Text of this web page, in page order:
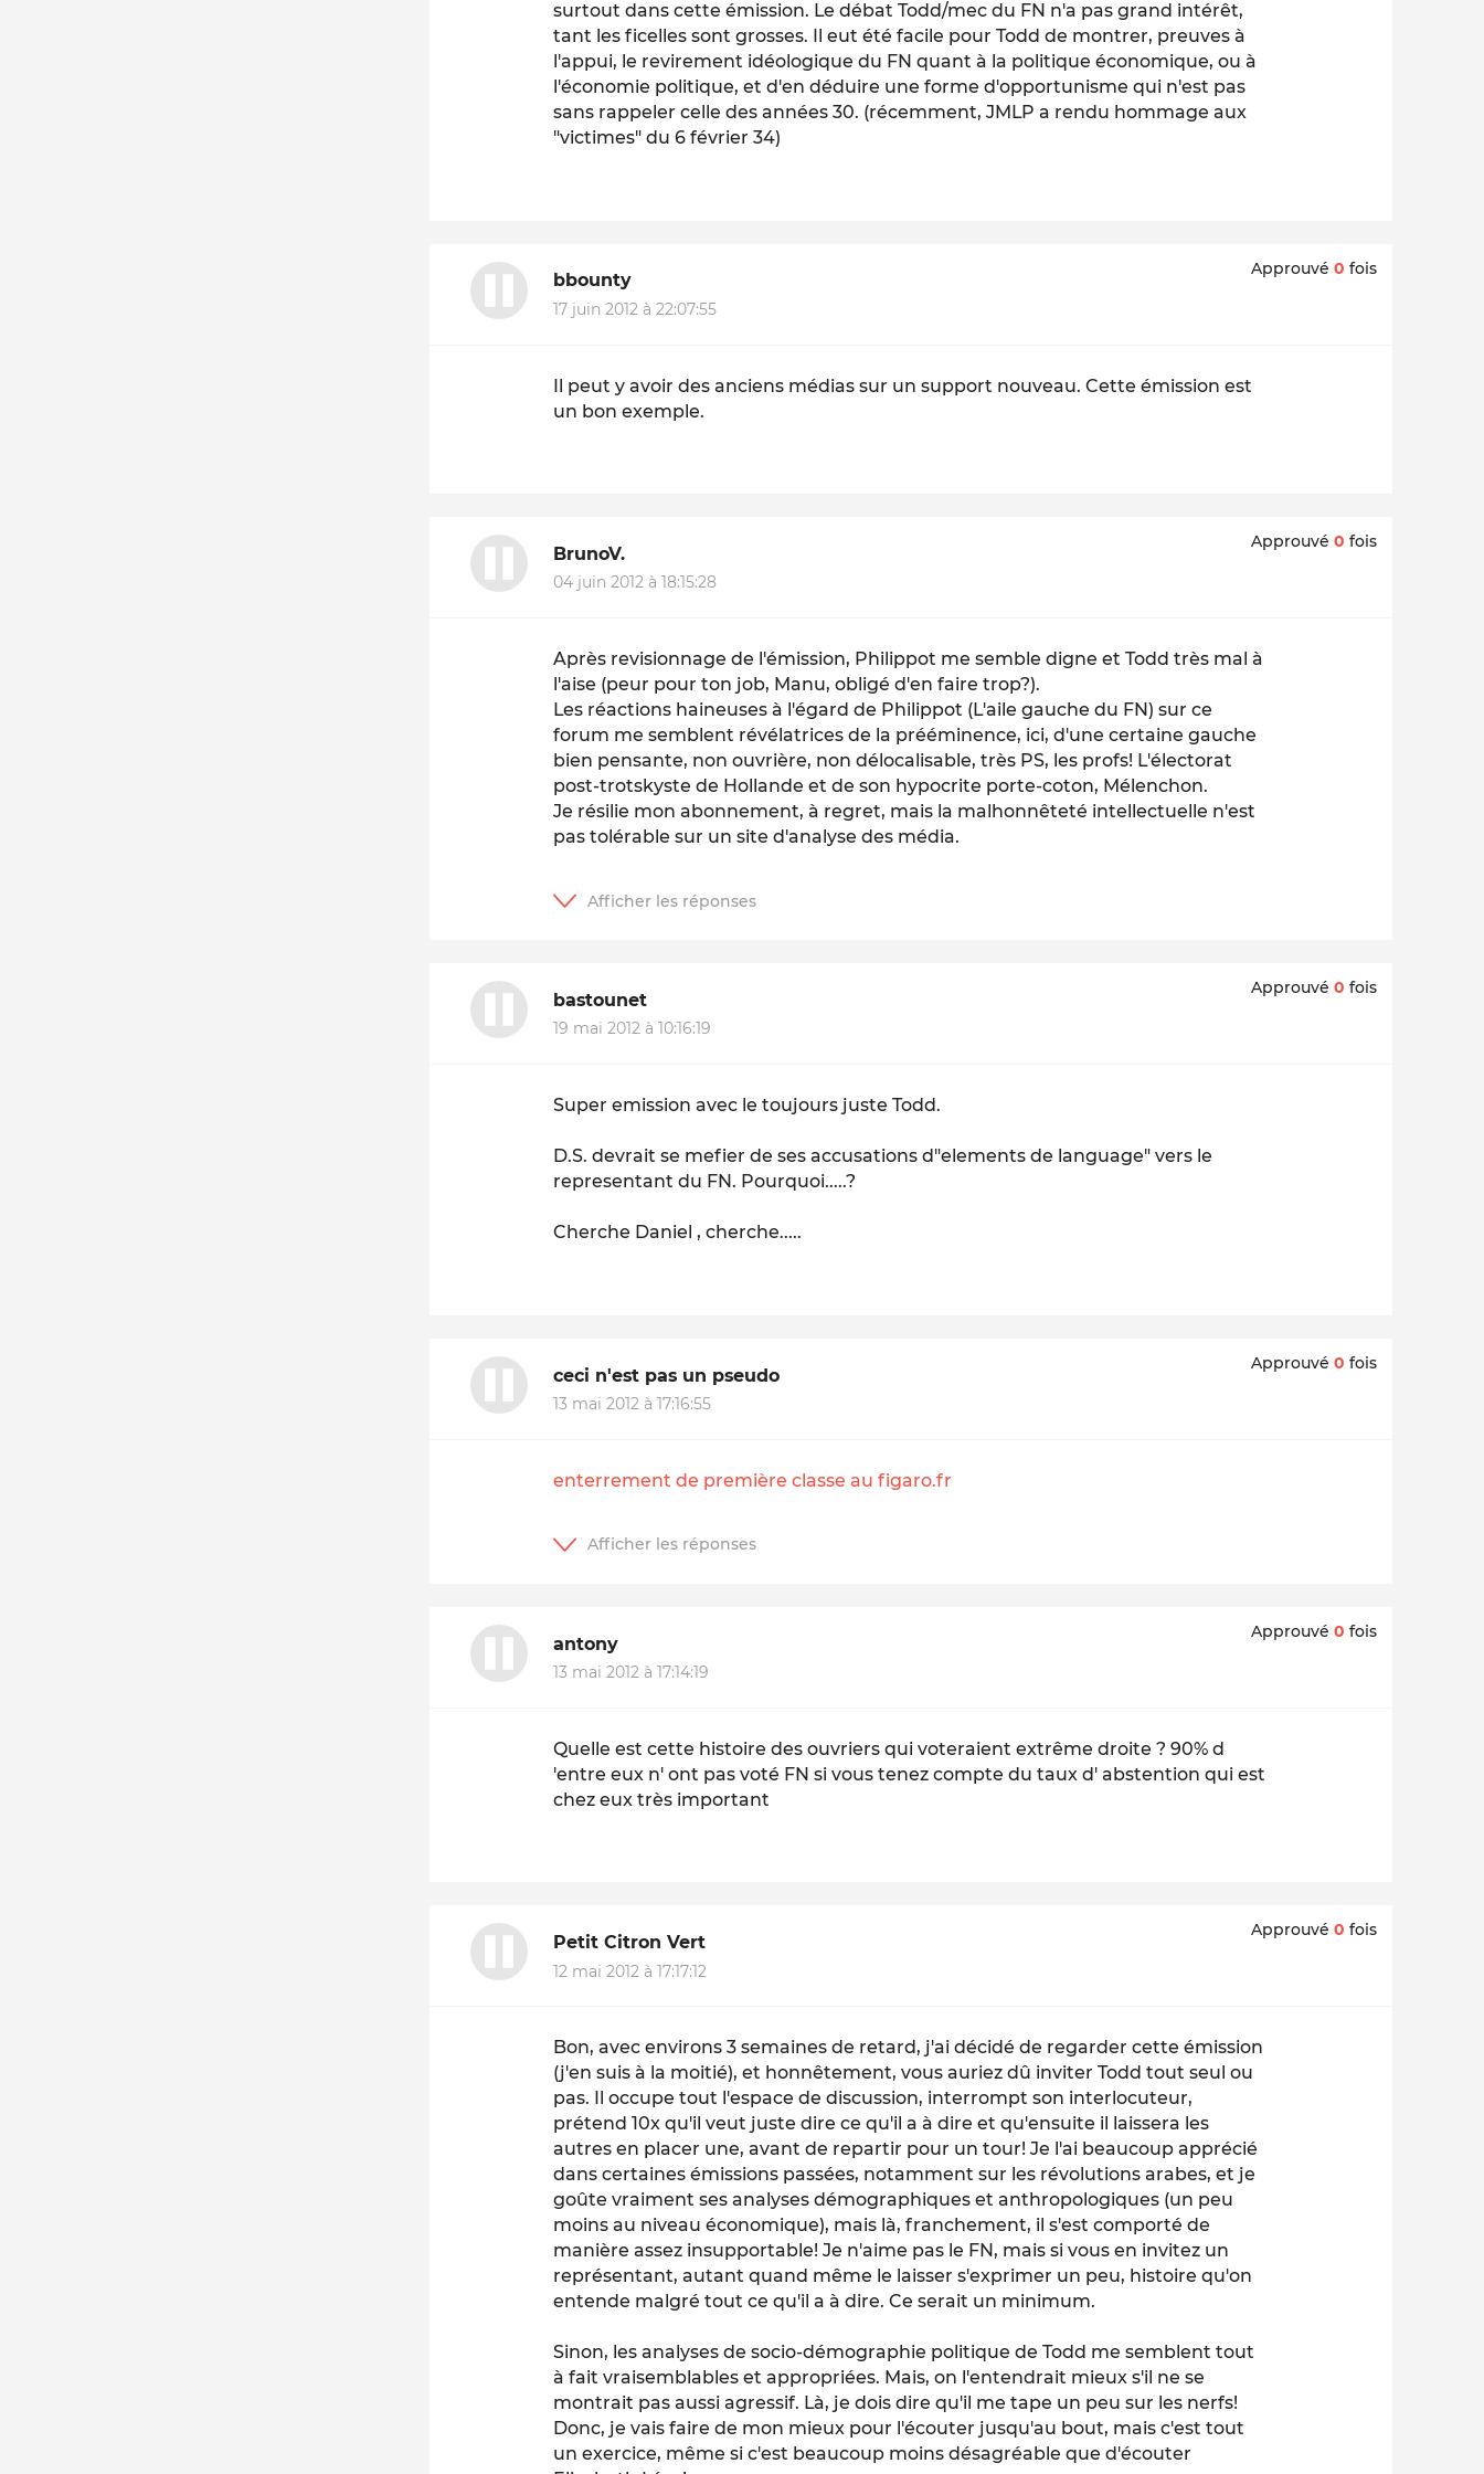
surtout dans cette émission. Le débat Todd/mec du FN n'a pas grand intérêt,
tant les ficelles sont grosses. Il eut été facile pour Todd de montrer, preuves à
l'appui, le revirement idéologique du FN quant à la politique économique, ou à
l'économie politique, et d'en déduire une forme d'opportunisme qui n'est pas
sans rappeler celle des années 30. (récemment, JMLP a rendu hommage aux
"victimes" du 6 février 34)
bbounty
17 juin 2012 à 22:07:55
Approuvé 0 fois
Il peut y avoir des anciens médias sur un support nouveau. Cette émission est
un bon exemple.
BrunoV.
04 juin 2012 à 18:15:28
Approuvé 0 fois
Après revisionnage de l'émission, Philippot me semble digne et Todd très mal à
l'aise (peur pour ton job, Manu, obligé d'en faire trop?).
Les réactions haineuses à l'égard de Philippot (L'aile gauche du FN) sur ce
forum me semblent révélatrices de la prééminence, ici, d'une certaine gauche
bien pensante, non ouvrière, non délocalisable, très PS, les profs! L'électorat
post-trotskyste de Hollande et de son hypocrite porte-coton, Mélenchon.
Je résilie mon abonnement, à regret, mais la malhonnêteté intellectuelle n'est
pas tolérable sur un site d'analyse des média.
bastounet
19 mai 2012 à 10:16:19
Approuvé 0 fois
Super emission avec le toujours juste Todd.
D.S. devrait se mefier de ses accusations d"elements de language" vers le
representant du FN. Pourquoi.....?
Cherche Daniel , cherche.....
ceci n'est pas un pseudo
13 mai 2012 à 17:16:55
Approuvé 0 fois
enterrement de première classe au figaro.fr
antony
13 mai 2012 à 17:14:19
Approuvé 0 fois
Quelle est cette histoire des ouvriers qui voteraient extrême droite ? 90% d
'entre eux n' ont pas voté FN si vous tenez compte du taux d' abstention qui est
chez eux très important
Petit Citron Vert
12 mai 2012 à 17:17:12
Approuvé 0 fois
Bon, avec environs 3 semaines de retard, j'ai décidé de regarder cette émission
(j'en suis à la moitié), et honnêtement, vous auriez dû inviter Todd tout seul ou
pas. Il occupe tout l'espace de discussion, interrompt son interlocuteur,
prétend 10x qu'il veut juste dire ce qu'il a à dire et qu'ensuite il laissera les
autres en placer une, avant de repartir pour un tour! Je l'ai beaucoup apprécié
dans certaines émissions passées, notamment sur les révolutions arabes, et je
goûte vraiment ses analyses démographiques et anthropologiques (un peu
moins au niveau économique), mais là, franchement, il s'est comporté de
manière assez insupportable! Je n'aime pas le FN, mais si vous en invitez un
représentant, autant quand même le laisser s'exprimer un peu, histoire qu'on
entende malgré tout ce qu'il a à dire. Ce serait un minimum.
Sinon, les analyses de socio-démographie politique de Todd me semblent tout
à fait vraisemblables et appropriées. Mais, on l'entendrait mieux s'il ne se
montrait pas aussi agressif. Là, je dois dire qu'il me tape un peu sur les nerfs!
Donc, je vais faire de mon mieux pour l'écouter jusqu'au bout, mais c'est tout
un exercice, même si c'est beaucoup moins désagréable que d'écouter